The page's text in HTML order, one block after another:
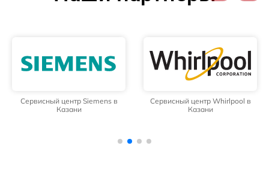
Сервисный центр Siemens в
Казани
Сервисный центр Whirlpool в
Казани